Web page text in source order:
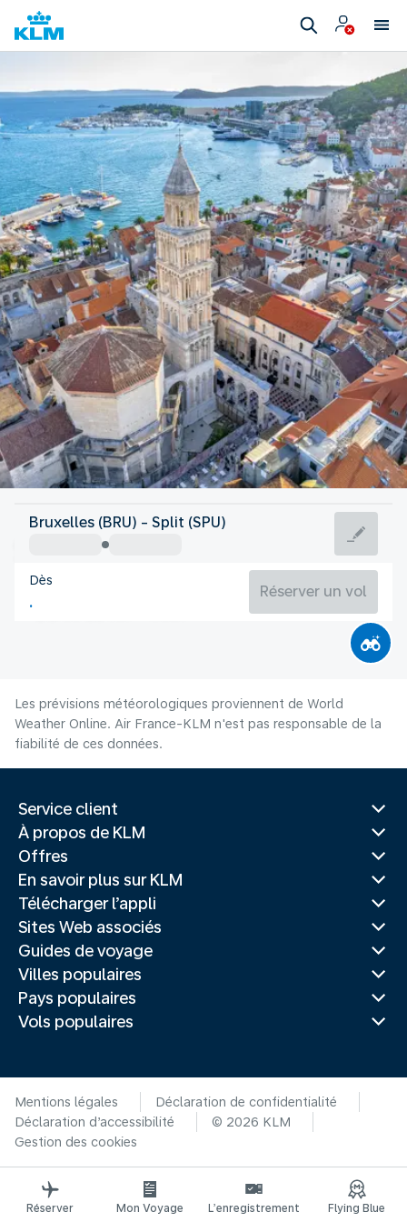
Croatie
Croatie
Bruxelles (BRU) - Split (SPU)
Dès
Réserver un vol
Les prévisions météorologiques proviennent de World
Weather Online. Air France-KLM n'est pas responsable de la
fiabilité de ces données.
Service client
À propos de KLM
Offres
En savoir plus sur KLM
Télécharger l’appli
Sites Web associés
Guides de voyage
Villes populaires
Pays populaires
Vols populaires
Mentions légales
Déclaration de confidentialité
Déclaration d’accessibilité
© 2026 KLM
Gestion des cookies
Réserver Mon Voyage L’enregistrement Flying Blue